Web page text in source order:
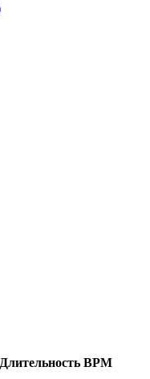
Длительность BPM